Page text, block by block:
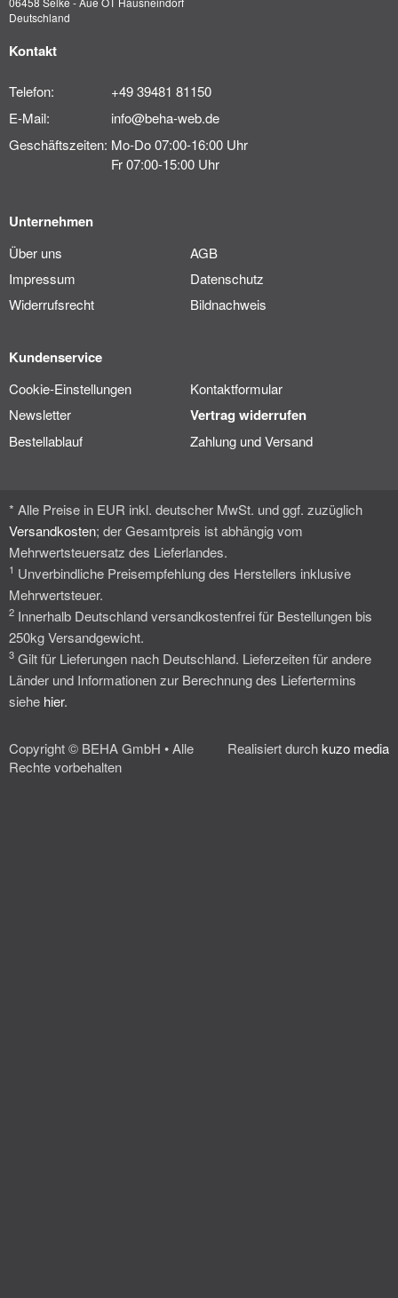
Deutschland
Kontakt
Telefon:
+49 39481 81150
E-Mail:
info@beha-web.de
Geschäftszeiten: Mo-Do 07:00-16:00 Uhr
Fr 07:00-15:00 Uhr
Unternehmen
Über uns
AGB
Impressum
Datenschutz
Widerrufsrecht
Bildnachweis
Kundenservice
Cookie-Einstellungen
Kontaktformular
Newsletter
Vertrag widerrufen
Bestellablauf Zahlung und Versand
* Alle Preise in EUR inkl. deutscher MwSt. und ggf. zuzüglich
Versandkosten; der Gesamtpreis ist abhängig vom
Mehrwertsteuersatz des Lieferlandes.
1 Unverbindliche Preisempfehlung des Herstellers inklusive
Mehrwertsteuer.
2 Innerhalb Deutschland versandkostenfrei für Bestellungen bis
250kg Versandgewicht.
3 Gilt für Lieferungen nach Deutschland. Lieferzeiten für andere
Länder und Informationen zur Berechnung des Liefertermins
siehe hier.
Copyright © BEHA GmbH • Alle
Rechte vorbehalten
Realisiert durchkuzo media